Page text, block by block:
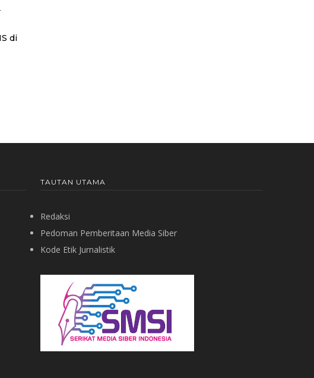
di
TAUTAN UTAMA
Redaksi
Pedoman Pemberitaan Media Siber
Kode Etik Jurnalistik